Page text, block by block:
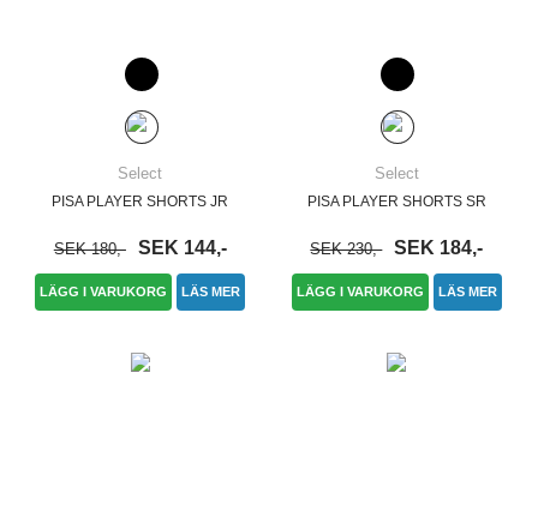
Select
PISA PLAYER SHORTS JR
SEK 180,- SEK 144,-
LÄGG I VARUKORG LÄS MER
Select
PISA PLAYER SHORTS SR
SEK 230,- SEK 184,-
LÄGG I VARUKORG LÄS MER